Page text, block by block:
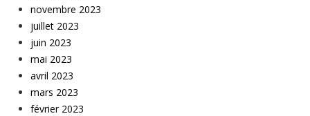
novembre 2023
juillet 2023
juin 2023
mai 2023
avril 2023
mars 2023
février 2023